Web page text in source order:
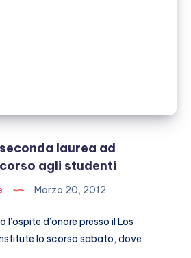
laurea ad
agli studenti
Marzo 20, 2012
d’onore presso il Los
lo scorso sabato, dove